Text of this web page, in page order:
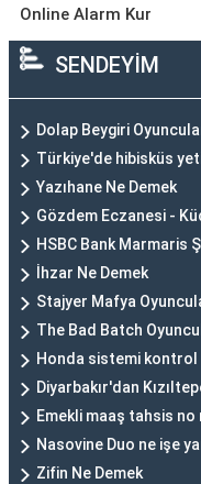
Online Alarm Kur
SENDEYİM
Dolap Beygiri
Türkiye'de hibisküs
Yazıhane Ne Demek
Gözdem Eczanesi -
HSBC Bank Marmaris
İhzar Ne Demek
Stajyer Mafya
The Bad Batch
Honda sistemi kontrol
Diyarbakır'dan
Emekli maaş tahsis
Nasovine Duo ne işe
Zifin Ne Demek